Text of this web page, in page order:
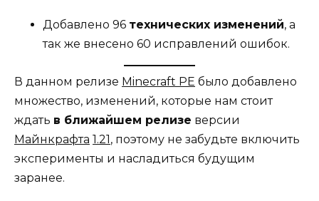
Добавлено 96 технических изменений, а
так же внесено 60 исправлений ошибок.
В данном релизе Minecraft PE было добавлено
множество, изменений, которые нам стоит
ждать в ближайшем релизе версии
Майнкрафта 1.21 , поэтому не забудьте включить
эксперименты и насладиться будущим
заранее.